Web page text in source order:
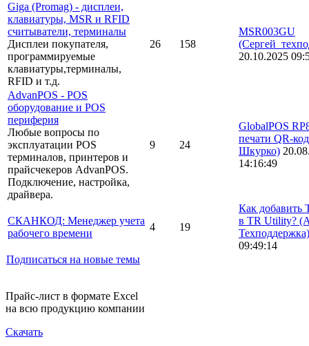
Giga (Promag) - дисплеи,
клавиатуры, MSR и RFID
считыватели, терминалы
Дисплеи покупателя,
программируемые
клавиатуры,терминалы,
RFID и т.д.
26 158
MSR003GU
20.10.2025
AdvanPOS - POS
оборудование и POS
периферия
Любые вопросы по
эксплуатации POS
терминалов, принтеров и
прайсчекеров AdvanPOS.
Подключение, настройка,
драйвера.
9 24
GlobalPOS
печати QR-
Шкурко)
14:16:49
СКАНКОД: Менеджер учета
рабочего времени
4 19
Как добавить
в TR Utility?
Техподдержка)
09:49:14
Подписаться на новые темы
Прайс-лист в формате Excel
на всю продукцию компании
Скачать